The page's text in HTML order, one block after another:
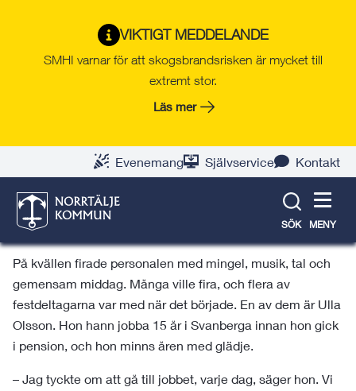
VIKTIGT MEDDELANDE
SMHI varnar för att skogsbrandsrisken är mycket till
extremt stor.
Läs mer
Evenemang Självservice Kontakt
SÖK MENY
Svanberga skola 30 år
1995 öppnade Svanberga skola dörrarna för
första gången. 30 år senare, fredagen den 7
med pompa och ståt.
fika. Efter lunch kom idol-Lucas, tidigare elev på skolan,
och uppträdde i idrottshallen för alla elever.
På kvällen firade personalen med mingel, musik, tal och
gemensam middag. Många ville fira, och flera av
festdeltagarna var med när det började. En av dem är Ulla
Olsson. Hon hann jobba 15 år i Svanberga innan hon gick
i pension, och hon minns åren med glädje.
– Jag tyckte om att gå till jobbet, varje dag, säger hon. Vi